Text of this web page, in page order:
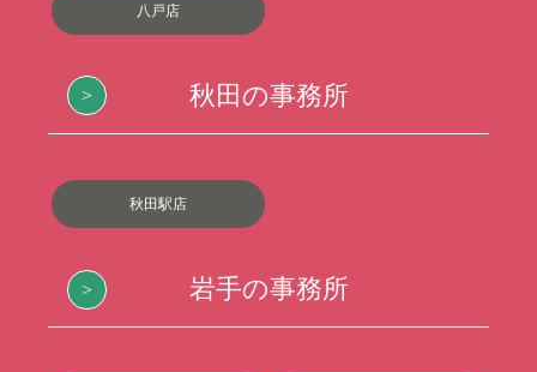
八戸店
秋田の事務所
秋田駅店
岩手の事務所